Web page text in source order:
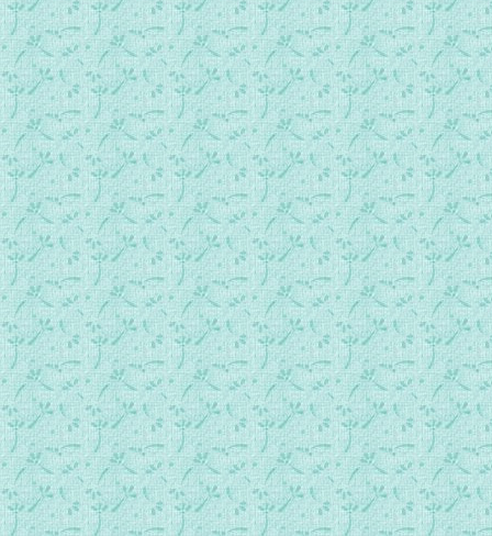
037福音马尔谷第05章 驱魔入豕、治病起死.mp3
038福音马尔谷第06章 希禄秽行、耶稣圣迹.mp3
039福音马尔谷第07章 盥手之辩.mp3
040福音马尔谷第08章 伯铎禄认主为基督.mp3
041福音马尔谷第09章 耶稣显容、警戒诸徒.mp3
042福音马尔谷第10章 解释古律、富人难入天国.mp3
043福音马尔谷第11章 耶稣受迎入城、论信德.mp3
044福音马尔谷第12章 租园之喻、圣诫纲领.mp3
045福音马尔谷第13章 预言犹太大难.mp3
046福音马尔谷第14章 建立圣体、耶稣被执.mp3
047福音马尔谷第15章 耶稣受难.mp3
048福音马尔谷第16章 耶稣复活显形、离世升天.mp3
049福音路加传第01章 如望诞生、圣母受孕.mp3
050福音路加传第02章 耶稣降生、圣母取洁、耶稣留圣殿